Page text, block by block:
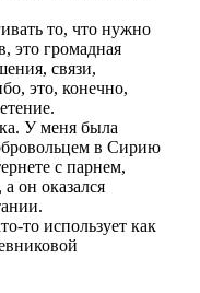
то, что нужно
это громадная
связи,
это, конечно,
У меня была
в Сирию
с парнем,
он оказался
то использует как